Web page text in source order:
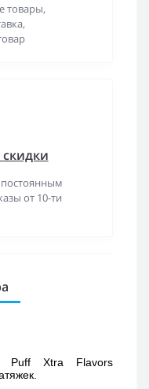
товары,
от 10-ти
Puff Xtra Flavors